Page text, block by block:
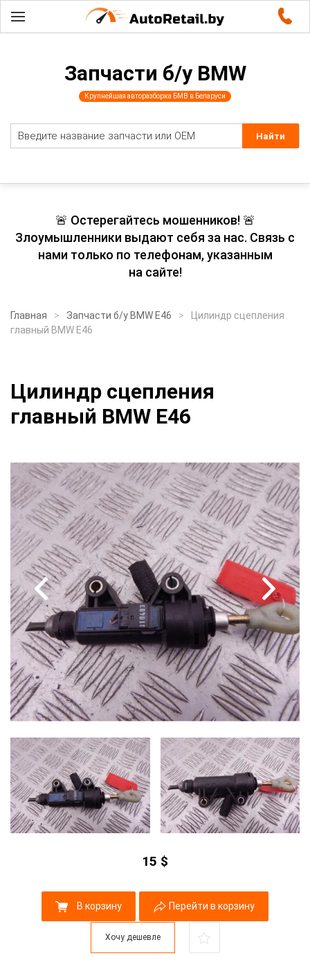
Запчасти б/у BMW
Крупнейшая авторазборка БМВ в Беларуси
🚨 Остерегайтесь мошенников! 🚨
Злоумышленники выдают себя за нас. Связь с
нами только по телефонам, указанным
на сайте!
Главная Запчасти б/у BMW E46
Цилиндр сцепления
главный BMW E46
Цилиндр сцепления
главный BMW E46
15 $
В корзину Перейти в корзину
Хочу дешевле